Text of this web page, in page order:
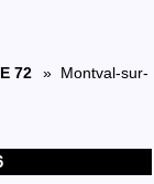
72
» Montval-sur-